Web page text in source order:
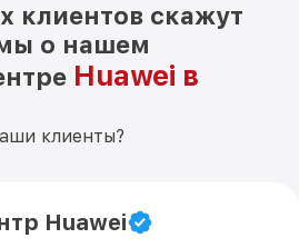
клиентов скажут
о нашем
Huawei в
клиенты?
Huawei